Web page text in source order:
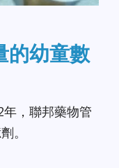
的幼童數
，聯邦藥物管
。